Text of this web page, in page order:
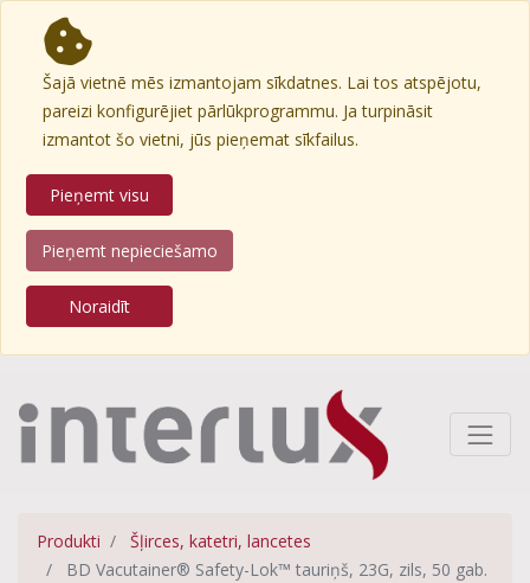
Šajā vietnē mēs izmantojam sīkdatnes. Lai tos atspējotu,
pareizi konfigurējiet pārlūkprogrammu. Ja turpināsit
izmantot šo vietni, jūs pieņemat sīkfailus.
Pieņemt visu
Pieņemt nepieciešamo
Noraidīt
Produkti
Šļirces, katetri, lancetes
BD Vacutainer® Safety-Lok™ tauriņš, 23G, zils, 50 gab.